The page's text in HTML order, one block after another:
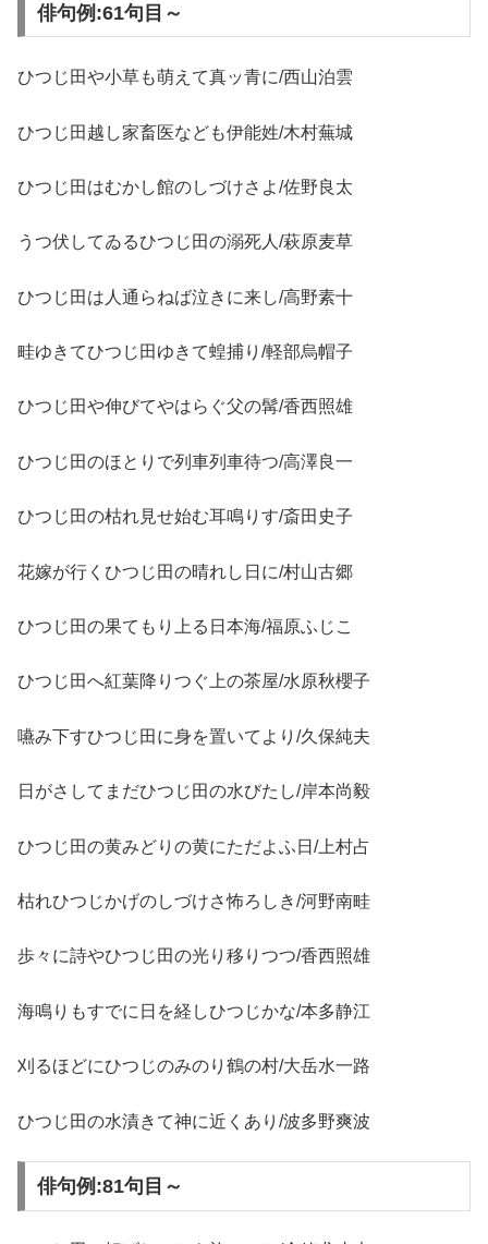
俳句例:61句目～
ひつじ田や小草も萌えて真ッ青に/西山泊雲
ひつじ田越し家畜医なども伊能姓/木村蕪城
ひつじ田はむかし館のしづけさよ/佐野良太
うつ伏してゐるひつじ田の溺死人/萩原麦草
ひつじ田は人通らねば泣きに来し/高野素十
畦ゆきてひつじ田ゆきて蝗捕り/軽部烏帽子
ひつじ田や伸びてやはらぐ父の髯/香西照雄
ひつじ田のほとりで列車列車待つ/高澤良一
ひつじ田の枯れ見せ始む耳鳴りす/斎田史子
花嫁が行くひつじ田の晴れし日に/村山古郷
ひつじ田の果てもり上る日本海/福原ふじこ
ひつじ田へ紅葉降りつぐ上の茶屋/水原秋櫻子
嚥み下すひつじ田に身を置いてより/久保純夫
日がさしてまだひつじ田の水びたし/岸本尚毅
ひつじ田の黄みどりの黄にただよふ日/上村占
枯れひつじかげのしづけさ怖ろしき/河野南畦
歩々に詩やひつじ田の光り移りつつ/香西照雄
海鳴りもすでに日を経しひつじかな/本多静江
刈るほどにひつじのみのり鶴の村/大岳水一路
ひつじ田の水漬きて神に近くあり/波多野爽波
俳句例:81句目～